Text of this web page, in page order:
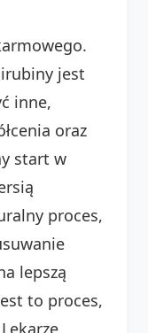
jest
inne,
oraz
start w
proces,
lepszą
to proces,